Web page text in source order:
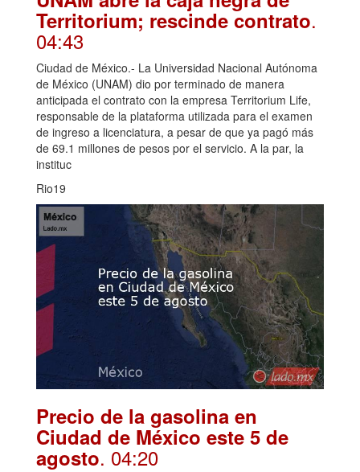
Territorium; rescinde contrato.
04:43
Ciudad de México.- La Universidad Nacional Autónoma
de México (UNAM) dio por terminado de manera
anticipada el contrato con la empresa Territorium Life,
responsable de la plataforma utilizada para el examen
de ingreso a licenciatura, a pesar de que ya pagó más
de 69.1 millones de pesos por el servicio. A la par, la
instituc
Rio19
Precio de la gasolina en
Ciudad de México este 5 de
agosto. 04:20